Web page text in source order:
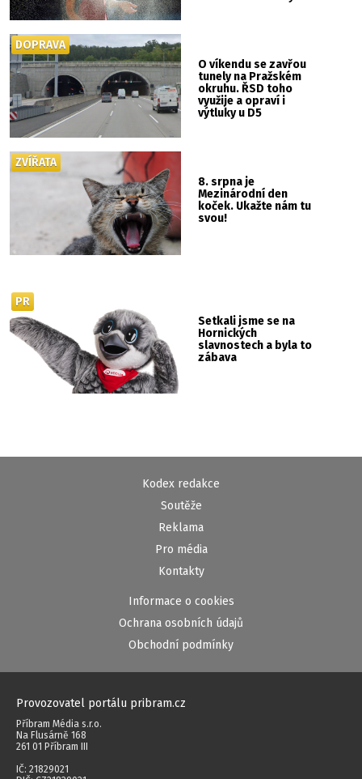
O víkendu se zavřou
tunely na Pražském
okruhu. ŘSD toho
využije a opraví i
výtluky u D5
DOPRAVA
8. srpna je
Mezinárodní den
koček. Ukažte nám tu
svou!
ZVÍŘATA
Setkali jsme se na
Hornických
slavnostech a byla to
zábava
PR
Kodex redakce
Soutěže
Reklama
Pro média
Kontakty
Informace o cookies
Ochrana osobních údajů
Obchodní podmínky
Provozovatel portálu pribram.cz
Příbram Média s.r.o.
Na Flusárně 168
261 01 Příbram III
IČ: 21829021